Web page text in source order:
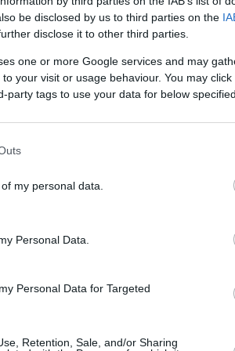
be disclosed by us to third parties on the
disclose it to other third parties.
one or more Google services and may
your visit or usage behaviour. You may
party tags to use your data for below
my personal data.
Personal Data.
Personal Data for Targeted
Retention, Sale, and/or Sharing
που μας
όσο και η
και να δράσουν αντιγηραντικά
μας
ιδιαίτερα με μέλη της
να επιταχύνουν τη βιολογική
το στρες και τον κίνδυνο χρόνιων